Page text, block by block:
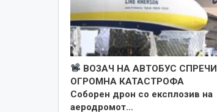
ВОЗАЧ НА АВТОБУС СПРЕЧИ
ОГРОМНА КАТАСТРОФА
Соборен дрон со експлозив на
аеродромот…